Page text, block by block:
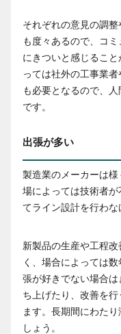
それぞれの意見の調
も度々あるので、コ
にきついと感じるこ
っては社外の工事業
も必要となるので、
です。
出張が多い
製造業のメーカーは
場によっては技術者
てライン設計を行わな
新製品の生産や工程
く、場合によっては
張が好きでない場合
ち上げたり、改善を
ます。長期間にわた
しょう。